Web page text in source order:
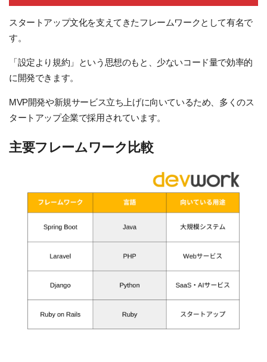
スタートアップ文化を支えてきたフレームワークとして有名で
す。
「設定より規約」という思想のもと、少ないコード量で効率的
に開発できます。
MVP開発や新規サービス立ち上げに向いているため、多くのス
タートアップ企業で採用されています。
主要フレームワーク比較